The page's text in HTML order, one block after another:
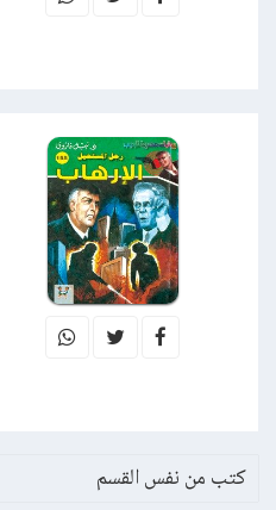
كتب من نفس القسم